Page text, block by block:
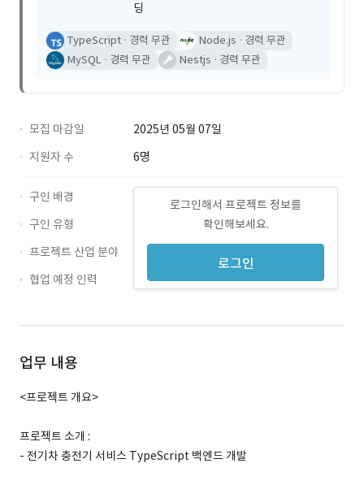
딩
TypeScript 경력 무관 Node.js
경력 무관
MySQL
경력 무관 Nestjs 경력 무관
모집 마감일
2025년 05월 07일
지원자 수
6명
로그인해서 프로젝트 정보를
확인해보세요.
로그인
구인 배경
구인 유형
프로젝트 산업 분야
협업 예정 인력
업무 내용
<프로젝트 개요>
프로젝트 소개 :
- 전기차 충전기 서비스 TypeScript 백엔드 개발